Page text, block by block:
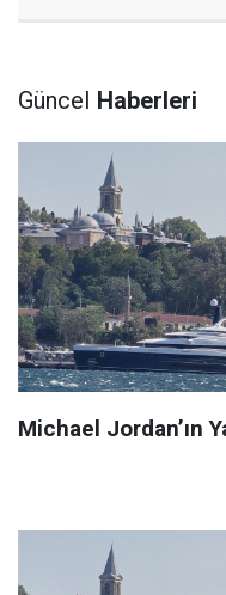
Güncel Haberleri
Michael Jordan’ın